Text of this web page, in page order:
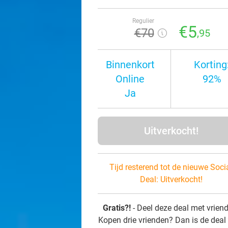
Regulier
€70 €5,95
Binnenkort
Online
Ja
92%
Uitverkocht!
Tijd resterend tot de nieuwe
Deal: Uitverkocht!
Gratis?! - Deel deze deal met
Kopen drie vrienden? Dan is de